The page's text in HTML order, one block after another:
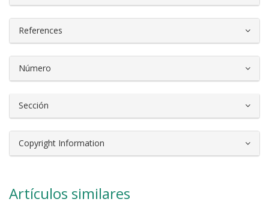
References
Número
Sección
Copyright Information
Artículos similares